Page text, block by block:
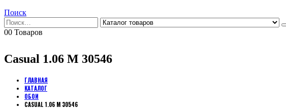
Поиск
00 Товаров
Casual 1.06 M 30546
ГЛАВНАЯ
КАТАЛОГ
ОБОИ
CASUAL 1.06 M 30546